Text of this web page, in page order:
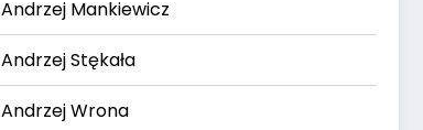
Andrzej Mankiewicz
Andrzej Stękała
Andrzej Wrona